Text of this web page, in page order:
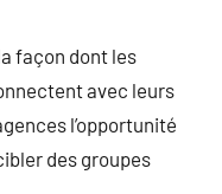
façon dont les
avec leurs
l’opportunité
des groupes